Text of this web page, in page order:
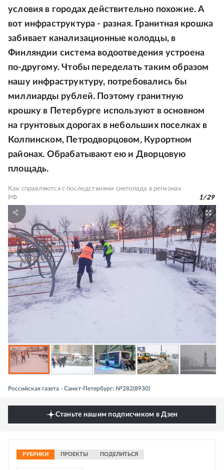
условия в городах действительно похожие. А
вот инфраструктура - разная. Гранитная крошка
забивает канализационные колодцы, в
Финляндии система водоотведения устроена
по-другому. Чтобы переделать таким образом
нашу инфраструктуру, потребовались бы
миллиарды рублей. Поэтому гранитную
крошку в Петербурге используют в основном
на грунтовых дорогах в небольших поселках в
Колпинском, Петродворцовом, Курортном
районах. Обрабатывают ею и Дворцовую
площадь.
Как справляются с последствиями снегопада в регионах
РФ
1/29
Российская газета - Санкт-Петербург: №282(8930)
Станьте нашим подписчиком в Дзен
РУБРИКИ ПРОЕКТЫ ПОДЕЛИТЬСЯ